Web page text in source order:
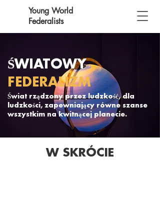
Young World
Federalists
ŚWIATOWY
FEDERALIZM
Świat rządzony przez ludzkość, dla
ludzkości, zapewniający równe szanse
wszystkim na kwitnącej planecie.
W SKRÓCIE